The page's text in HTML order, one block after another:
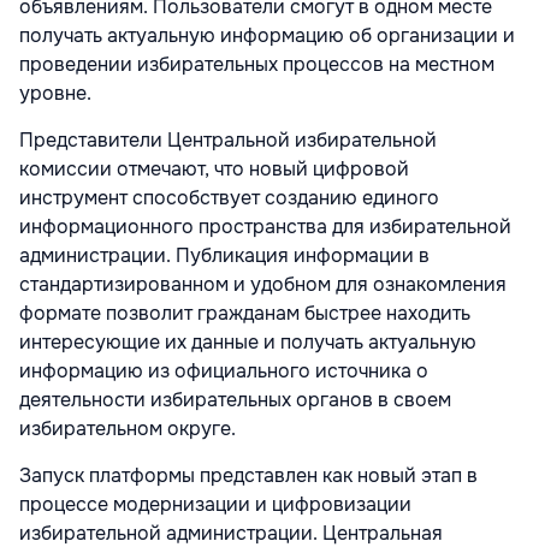
объявлениям. Пользователи смогут в одном месте
получать актуальную информацию об организации и
проведении избирательных процессов на местном
уровне.
Представители Центральной избирательной
комиссии отмечают, что новый цифровой
инструмент способствует созданию единого
информационного пространства для избирательной
администрации. Публикация информации в
стандартизированном и удобном для ознакомления
формате позволит гражданам быстрее находить
интересующие их данные и получать актуальную
информацию из официального источника о
деятельности избирательных органов в своем
избирательном округе.
Запуск платформы представлен как новый этап в
процессе модернизации и цифровизации
избирательной администрации. Центральная